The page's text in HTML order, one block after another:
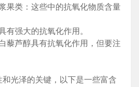
果类：这些中的抗氧化物质含量
有强大的抗氧化作用。
藜芦醇具有抗氧化作用，但要注
光泽的关键，以下是一些富含